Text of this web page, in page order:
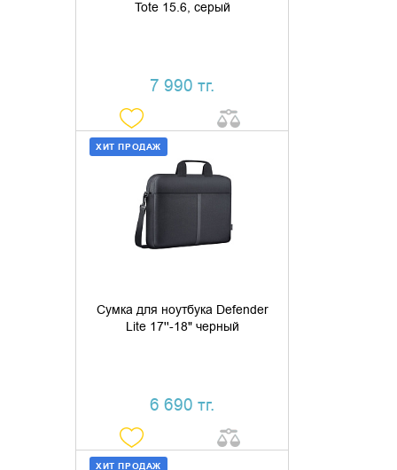
Tote 15.6, серый
7 990 тг.
Сумка для ноутбука Defender
Lite 17''-18" черный
6 690 тг.
ХИТ ПРОДАЖ
ДОБАВИТЬ В КОРЗИНУ
КУПИТЬ В 1 КЛИК
ХИТ ПРОДАЖ